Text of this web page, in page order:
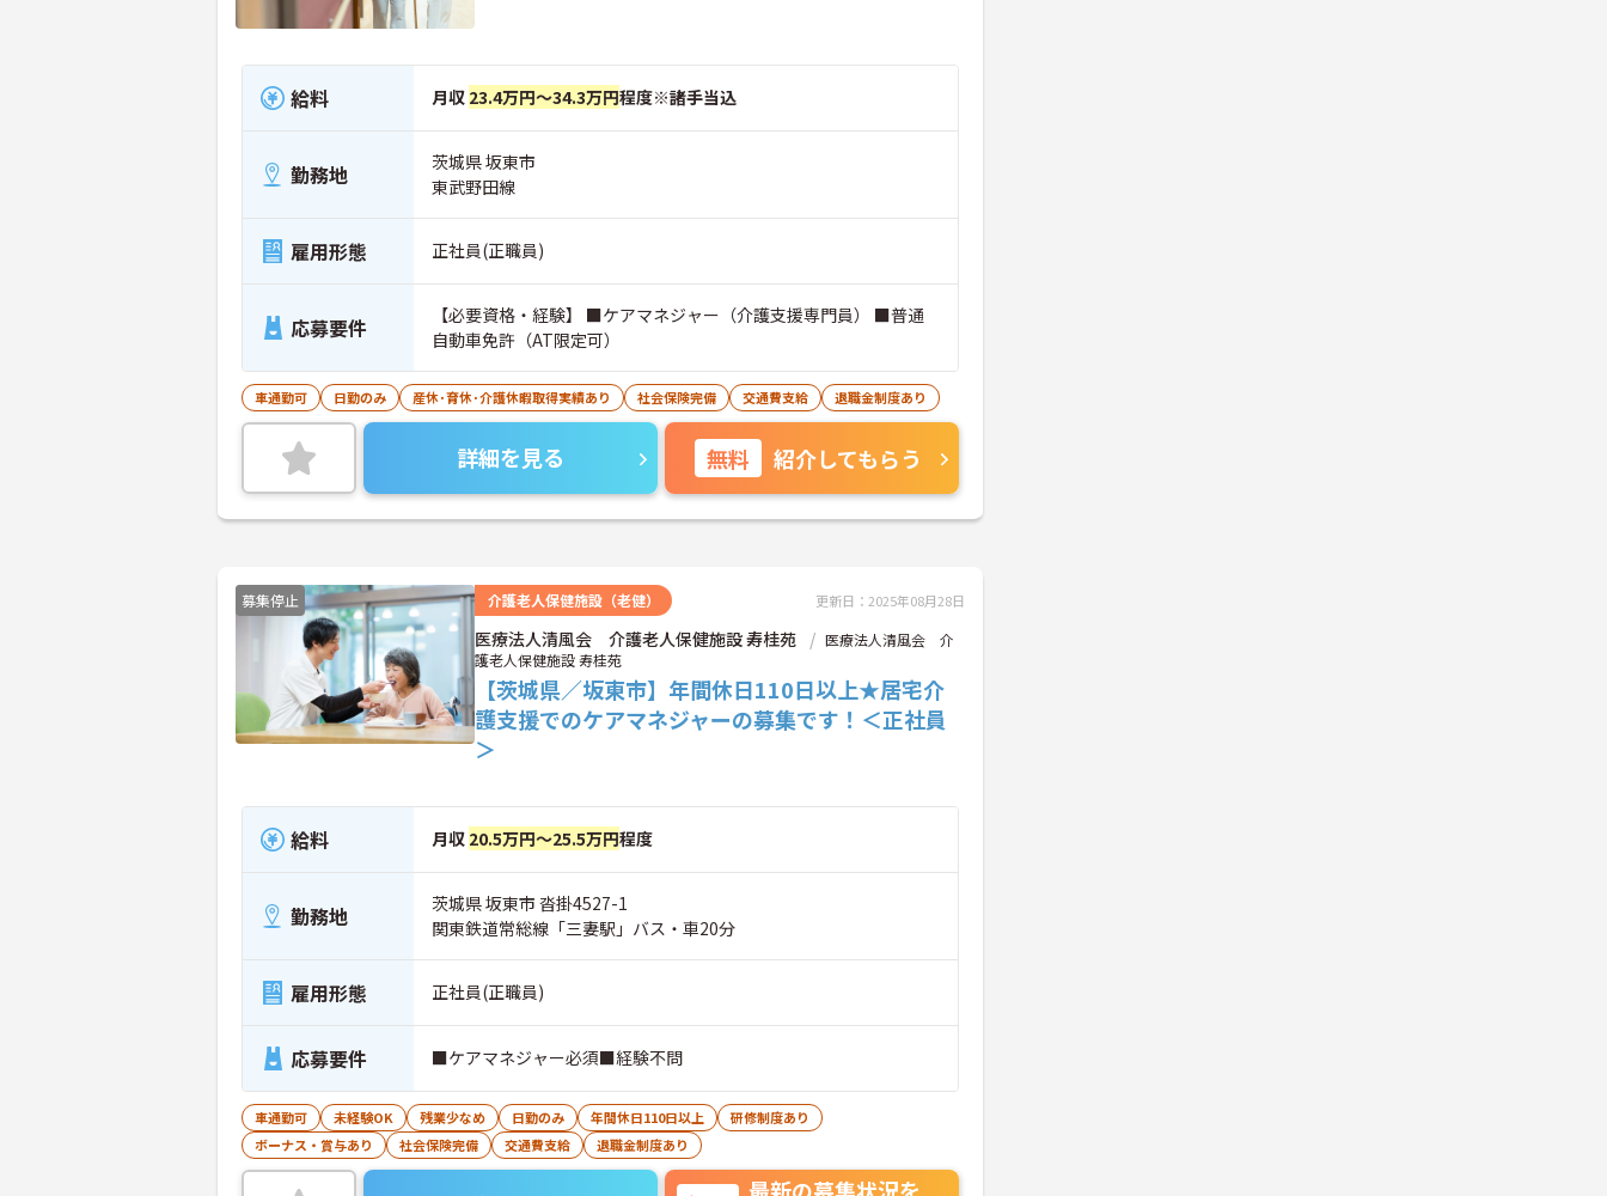
給料 月収 23.4万円～34.3万円程度※諸手当込
勤務地
茨城県 坂東市
東武野田線
雇用形態 正社員(正職員)
応募要件
【必要資格・経験】 ■ケアマネジャー（介護支援専門員） ■普通
自動車免許（AT限定可）
車通勤可 日勤のみ 産休･育休･介護休暇取得実績あり 社会保険完備 交通費支給 退職金制度あり
詳細を見る 無料 紹介してもらう
募集停止 介護老人保健施設（老健） 更新日：2025年08月28日
医療法人清風会 介護老人保健施設 寿桂苑
医療法人清風会 介
護老人保健施設 寿桂苑
【茨城県／坂東市】年間休日110日以上★居宅介
護支援でのケアマネジャーの募集です！＜正社員
＞
給料 月収 20.5万円～25.5万円程度
勤務地
茨城県 坂東市 沓掛4527-1
関東鉄道常総線「三妻駅」バス・車20分
雇用形態 正社員(正職員)
応募要件 ■ケアマネジャー必須■経験不問
車通勤可 未経験OK 残業少なめ 日勤のみ 年間休日110日以上
研修制度あり
ボーナス・賞与あり
社会保険完備 交通費支給 退職金制度あり
最新の募集状況を